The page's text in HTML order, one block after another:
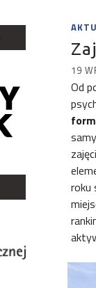
19
Od
roku